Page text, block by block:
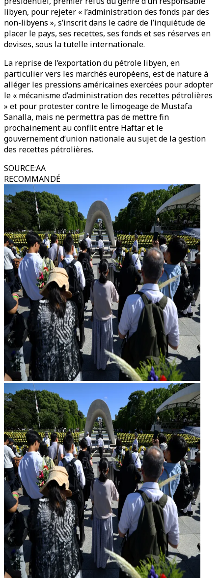
libyen, pour rejeter « l’administration des fonds par des
non-libyens », s’inscrit dans le cadre de l’inquiétude de
placer le pays, ses recettes, ses fonds et ses réserves en
devises, sous la tutelle internationale.
La reprise de l’exportation du pétrole libyen, en
particulier vers les marchés européens, est de nature à
alléger les pressions américaines exercées pour adopter
le « mécanisme d’administration des recettes pétrolières
» et pour protester contre le limogeage de Mustafa
Sanalla, mais ne permettra pas de mettre fin
prochainement au conflit entre Haftar et le
gouvernement d’union nationale au sujet de la gestion
des recettes pétrolières.
SOURCE:AA
RECOMMANDÉ